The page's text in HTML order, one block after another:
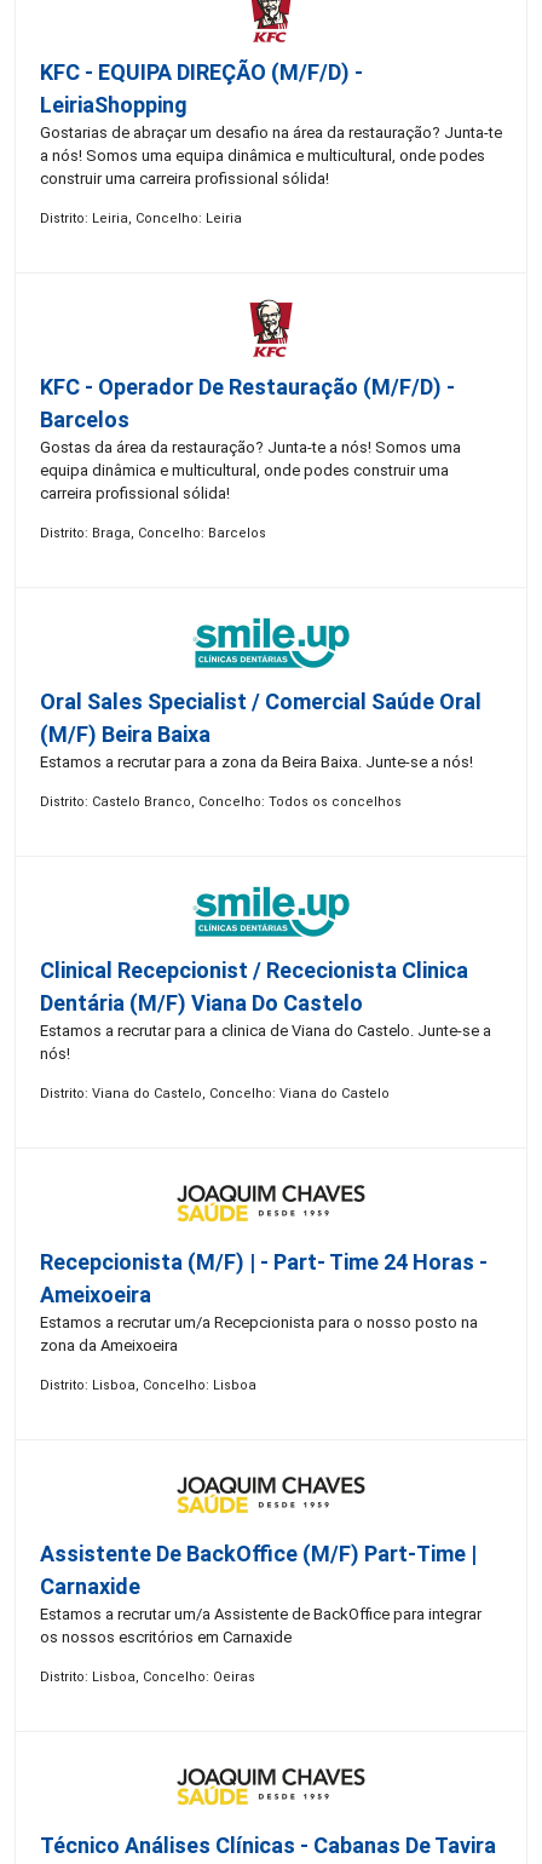
KFC - EQUIPA DIREÇÃO (m/f/d) -
LeiriaShopping
Gostarias de abraçar um desafio na área da restauração? Junta-te
a nós! Somos uma equipa dinâmica e multicultural, onde podes
construir uma carreira profissional sólida!
Distrito: Leiria, Concelho: Leiria
KFC - Operador De Restauração (m/f/d) -
Barcelos
Gostas da área da restauração? Junta-te a nós! Somos uma
equipa dinâmica e multicultural, onde podes construir uma
carreira profissional sólida!
Distrito: Braga, Concelho: Barcelos
Oral Sales Specialist / Comercial Saúde Oral
(M/F) Beira Baixa
Estamos a recrutar para a zona da Beira Baixa. Junte-se a nós!
Distrito: Castelo Branco, Concelho: Todos os concelhos
Clinical Recepcionist / Rececionista Clinica
Dentária (M/F) Viana Do Castelo
Estamos a recrutar para a clinica de Viana do Castelo. Junte-se a
nós!
Distrito: Viana do Castelo, Concelho: Viana do Castelo
Recepcionista (M/F) | - Part- Time 24 Horas -
Ameixoeira
Estamos a recrutar um/a Recepcionista para o nosso posto na
zona da Ameixoeira
Distrito: Lisboa, Concelho: Lisboa
Assistente De BackOffice (M/F) Part-Time |
Carnaxide
Estamos a recrutar um/a Assistente de BackOffice para integrar
os nossos escritórios em Carnaxide
Distrito: Lisboa, Concelho: Oeiras
Técnico Análises Clínicas - Cabanas De Tavira